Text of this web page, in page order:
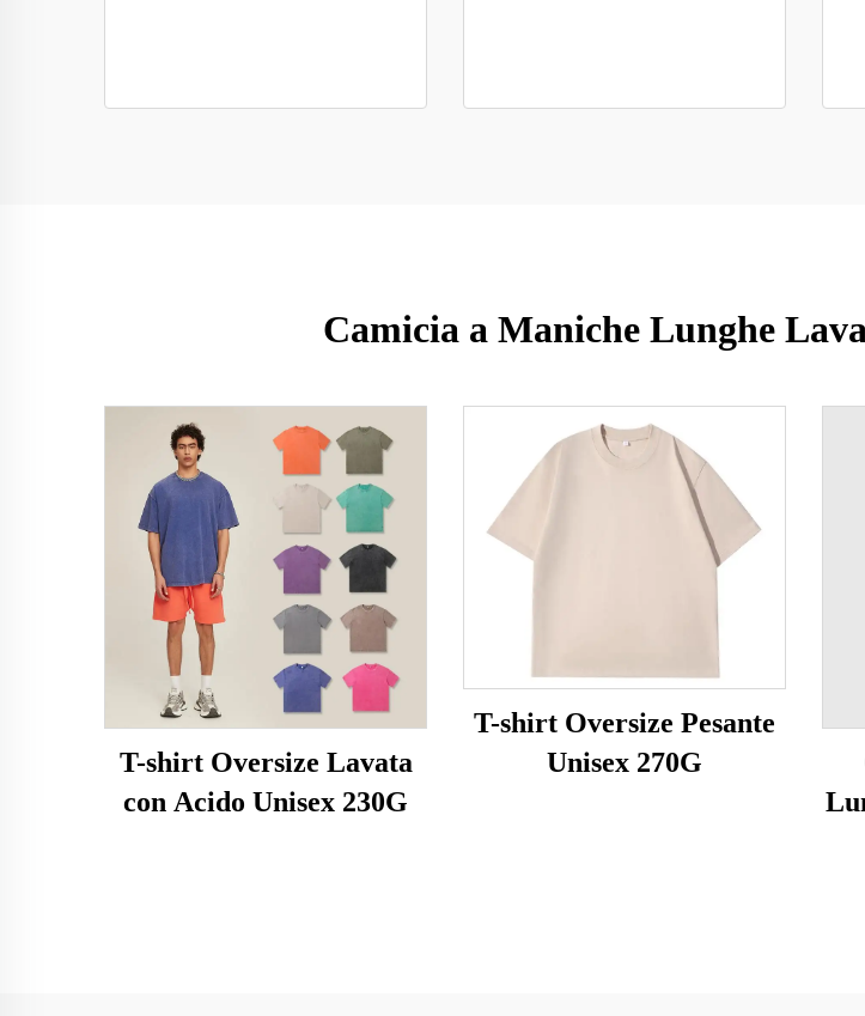
Camicia a Maniche Lunghe
T-shirt Oversize Lavata
con Acido Unisex 230G
T-shirt Oversize Pesante
Unisex 270G